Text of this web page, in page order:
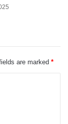
are marked *